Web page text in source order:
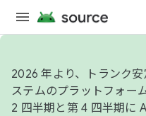
2026 年より、トランク
ステムのプラットフォー
2 四半期と第 4 四半期に